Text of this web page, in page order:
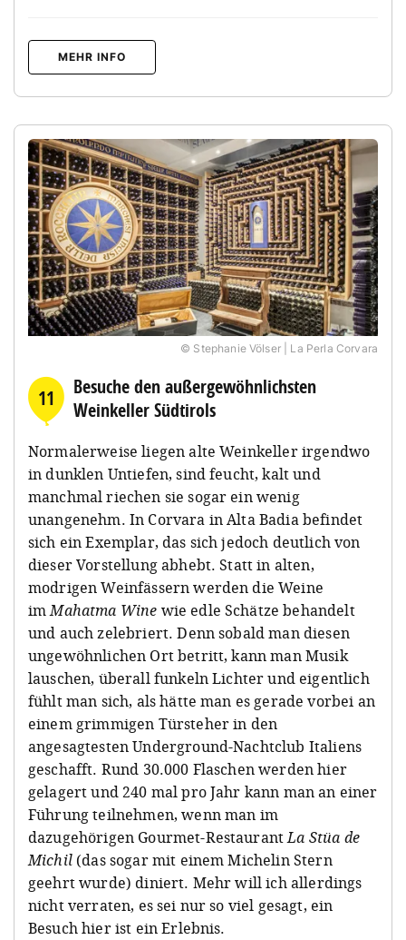
MEHR INFO
© Stephanie Völser | La Perla Corvara
11
Besuche den außergewöhnlichsten
Weinkeller Südtirols
Normalerweise liegen alte Weinkeller irgendwo
in dunklen Untiefen, sind feucht, kalt und
manchmal riechen sie sogar ein wenig
unangenehm. In Corvara in Alta Badiabefindet
sich ein Exemplar, das sich jedoch deutlich von
dieser Vorstellung abhebt. Statt in alten,
modrigen Weinfässern werden die Weine
imMahatma Wine wie edle Schätze behandelt
und auch zelebriert. Denn sobald man diesen
ungewöhnlichen Ort betritt, kann man Musik
lauschen, überall funkeln Lichter und eigentlich
fühlt man sich, als hätte man es gerade vorbei an
einem grimmigen Türsteher in den
angesagtesten Underground-Nachtclub Italiens
geschafft. Rund 30.000 Flaschen werden hier
gelagert und 240 mal pro Jahr kann man an einer
Führung teilnehmen, wenn man im
dazugehörigen Gourmet-RestaurantLa Stüa de
Michil (das sogar mit einem Michelin Stern
geehrt wurde) diniert. Mehr will ich allerdings
nicht verraten, es sei nur so viel gesagt, ein
Besuch hier ist ein Erlebnis.